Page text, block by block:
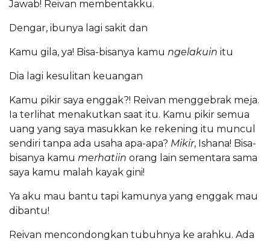
Jawab! Reivan membentakku.
Dengar, ibunya lagi sakit dan
Kamu gila, ya! Bisa-bisanya kamu ngelakuin itu
Dia lagi kesulitan keuangan
Kamu pikir saya enggak?! Reivan menggebrak meja.
Ia terlihat menakutkan saat itu. Kamu pikir semua
uang yang saya masukkan ke rekening itu muncul
sendiri tanpa ada usaha apa-apa? Mikir, Ishana! Bisa-
bisanya kamu merhatiin orang lain sementara sama
saya kamu malah kayak gini!
Ya aku mau bantu tapi kamunya yang enggak mau
dibantu!
Reivan mencondongkan tubuhnya ke arahku. Ada